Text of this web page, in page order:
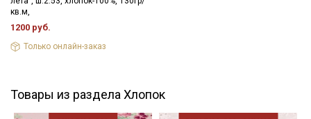
кв.м,
1200 руб.
Только онлайн-заказ
Товары из раздела Хлопок